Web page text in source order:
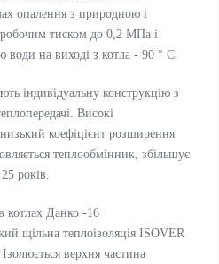
опалення з природною і
тиском до 0,2 МПа і
води на виході з котла - 90 ° С.
індивідуальну конструкцію з
Високі
низький коефіцієнт розширення
теплообмінник, збільшує
років.
котлах Данко -16
щільна теплоізоляція ISOVER
верхня частина